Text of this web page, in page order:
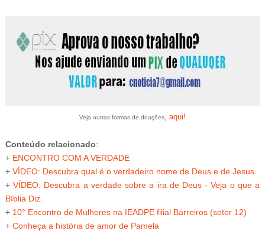
Veja outras formas de doações, aqui!
Conteúdo relacionado:
+ ENCONTRO COM A VERDADE
+ VÍDEO: Descubra qual é o verdadeiro nome de Deus e de Jesus
+VÍDEO: Descubra a verdade sobre a ira de Deus - Veja o que a
Bíblia Diz.
+ 10° Encontro de Mulheres na IEADPE filial Barreiros (setor 12)
+ Conheça a história de amor de Pamela